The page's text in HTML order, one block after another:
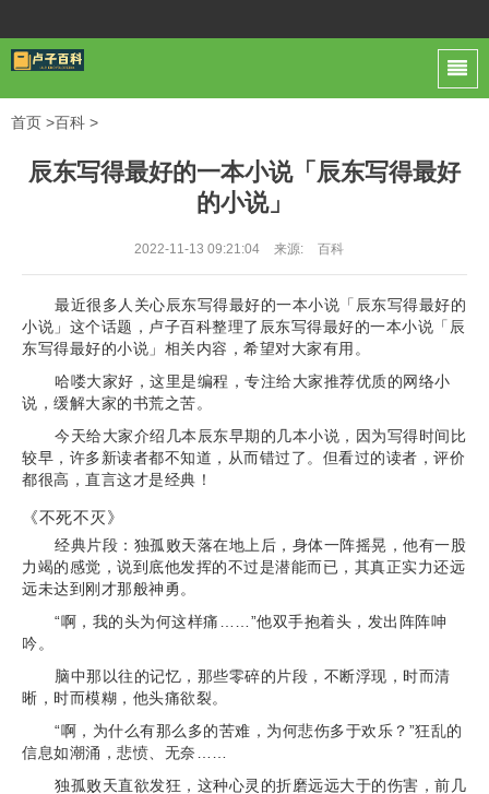
首页 >百科 >
辰东写得最好的一本小说「辰东写得最好
的小说」
2022-11-13 09:21:04 来源: 百科
最近很多人关心辰东写得最好的一本小说「辰东写得最好的
小说」这个话题，卢子百科整理了辰东写得最好的一本小说「辰
东写得最好的小说」相关内容，希望对大家有用。
哈喽大家好，这里是编程，专注给大家推荐优质的网络小
说，缓解大家的书荒之苦。
今天给大家介绍几本辰东早期的几本小说，因为写得时间比
较早，许多新读者都不知道，从而错过了。但看过的读者，评价
都很高，直言这才是经典！
《不死不灭》
经典片段：独孤败天落在地上后，身体一阵摇晃，他有一股
力竭的感觉，说到底他发挥的不过是潜能而已，其真正实力还远
远未达到刚才那般神勇。
“啊，我的头为何这样痛……”他双手抱着头，发出阵阵呻
吟。
脑中那以往的记忆，那些零碎的片段，不断浮现，时而清
晰，时而模糊，他头痛欲裂。
“啊，为什么有那么多的苦难，为何悲伤多于欢乐？”狂乱的
信息如潮涌，悲愤、无奈……
独孤败天直欲发狂，这种心灵的折磨远远大于的伤害，前几